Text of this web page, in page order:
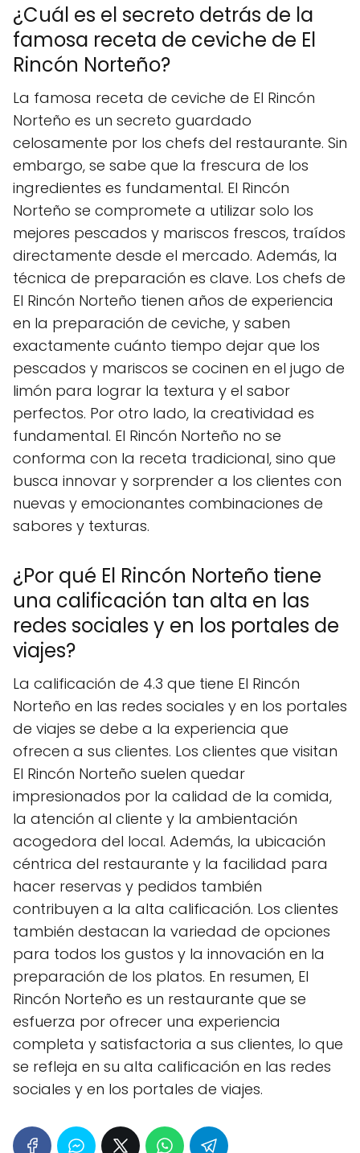
¿Cuál es el secreto detrás de la
famosa receta de ceviche de El
Rincón Norteño?
La famosa receta de ceviche de El Rincón
Norteño es un secreto guardado
celosamente por los chefs del restaurante. Sin
embargo, se sabe que la frescura de los
ingredientes es fundamental. El Rincón
Norteño se compromete a utilizar solo los
mejores pescados y mariscos frescos, traídos
directamente desde el mercado. Además, la
técnica de preparación es clave. Los chefs de
El Rincón Norteño tienen años de experiencia
en la preparación de ceviche, y saben
exactamente cuánto tiempo dejar que los
pescados y mariscos se cocinen en el jugo de
limón para lograr la textura y el sabor
perfectos. Por otro lado, la creatividad es
fundamental. El Rincón Norteño no se
conforma con la receta tradicional, sino que
busca innovar y sorprender a los clientes con
nuevas y emocionantes combinaciones de
sabores y texturas.
¿Por qué El Rincón Norteño tiene
una calificación tan alta en las
redes sociales y en los portales de
viajes?
La calificación de 4.3 que tiene El Rincón
Norteño en las redes sociales y en los portales
de viajes se debe a la experiencia que
ofrecen a sus clientes. Los clientes que visitan
El Rincón Norteño suelen quedar
impresionados por la calidad de la comida,
la atención al cliente y la ambientación
acogedora del local. Además, la ubicación
céntrica del restaurante y la facilidad para
hacer reservas y pedidos también
contribuyen a la alta calificación. Los clientes
también destacan la variedad de opciones
para todos los gustos y la innovación en la
preparación de los platos. En resumen, El
Rincón Norteño es un restaurante que se
esfuerza por ofrecer una experiencia
completa y satisfactoria a sus clientes, lo que
se refleja en su alta calificación en las redes
sociales y en los portales de viajes.